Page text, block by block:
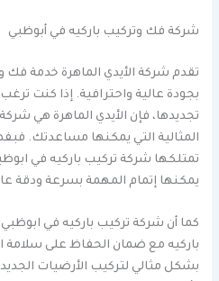
شركة فك وتركيب باركيه في أبوظبي
تقدم شركة الأيدي الماهرة خدمة فك
بجودة عالية واحترافية. إذا كنت ترغب
تجديدها، فإن الأيدي الماهرة هي
المثالية التي يمكنها مساعدتك.
تمتلكها شركة تركيب باركيه في
يمكنها إتمام المهمة بسرعة ودقة
كما أن شركة تركيب باركيه في
باركيه مع ضمان الحفاظ على سلامة
بشكل مثالي لتركيب الأرضيات